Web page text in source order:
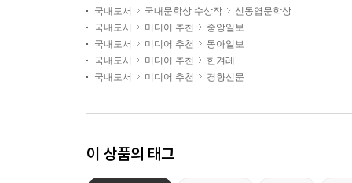
국내도서 국내문학상 수상작
신동엽문학상
국내도서
미디어 추천
중앙일보
국내도서
미디어 추천
동아일보
국내도서
미디어 추천
한겨레
국내도서
미디어 추천 경향신문
이 상품의 태그